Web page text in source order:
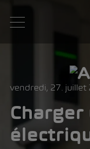
vendredi, 27. juillet